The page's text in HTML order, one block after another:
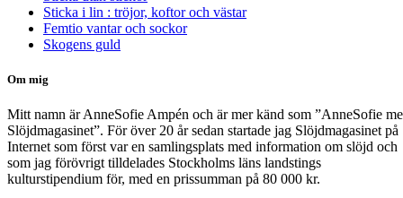
Sticka i lin : tröjor, koftor och västar
Femtio vantar och sockor
Skogens guld
Om mig
Mitt namn är AnneSofie Ampén och är mer känd som ”AnneSofie
Slöjdmagasinet”. För över 20 år sedan startade jag Slöjdmagasinet på
Internet som först var en samlingsplats med information om slöjd och
som jag förövrigt tilldelades Stockholms läns landstings
kulturstipendium för, med en prissumman på 80 000 kr.